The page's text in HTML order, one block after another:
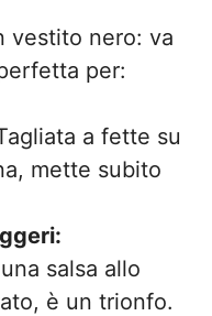
vestito nero: va
per:
a fette su
mette subito
salsa allo
è un trionfo.